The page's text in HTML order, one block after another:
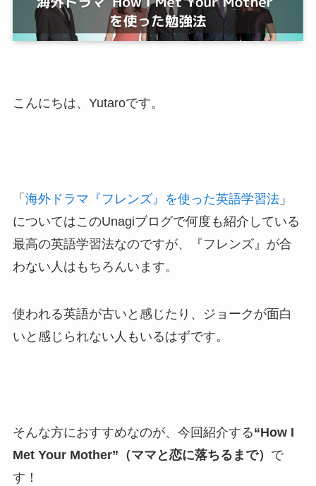
こんにちは、Yutaroです。
「 海外ドラマ『フレンズ』を使った英語学習法」
についてはこのUnagiブログで何度も紹介している
最高の英語学習法なのですが、『フレンズ』が合
わない人はもちろんいます。
使われる英語が古いと感じたり、ジョークが面白
いと感じられない人もいるはずです。
そんな方におすすめなのが、今回紹介する“How I
Met Your Mother”（ママと恋に落ちるまで） で
す！